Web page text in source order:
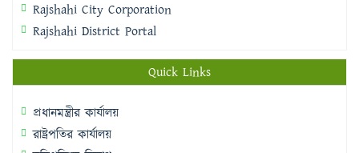
Rajshahi City Corporation
Rajshahi District Portal
Quick Links
প্রধানমন্ত্রীর কার্যালয়
রাষ্ট্রপতির কার্যালয়